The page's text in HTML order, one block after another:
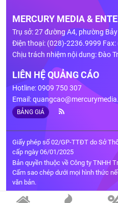
MERCURY MEDIA &
Trụ sở: 27 đường A4, phường
Điện thoại: (028)-2236.9999
Chịu trách nhiệm nội dung: Đào
LIÊN HỆ QUẢNG CÁO
Hotline: 0909 750 307
Email:
BẢNG GIÁ
Giấy phép số 02/GP-TTĐT do Sở
cấp ngày 06/01/2025
Bản quyền thuộc về Công ty TNHH
Cấm sao chép dưới mọi hình thức
văn bản.